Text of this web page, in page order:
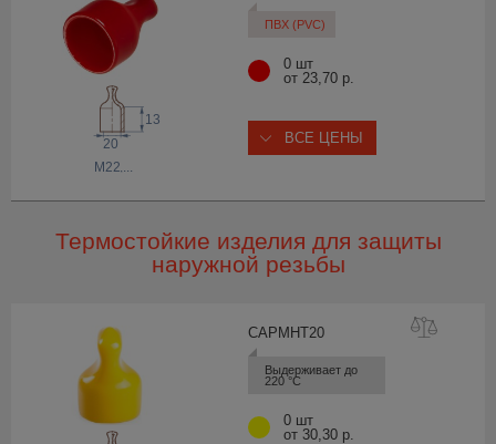
ПВХ (PVC)
M22,...
13
20
0 шт
от 23,70 р.
ВСЕ ЦЕНЫ
Термостойкие изделия для защиты
наружной резьбы
CAPMHT20
Выдерживает до
220 °С
0 шт
от 30,30 р.